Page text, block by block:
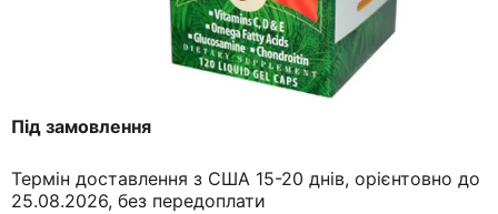
Під замовлення
Термін доставлення з США 15-20 днів, орієнтовно до
25.08.2026, без передоплати